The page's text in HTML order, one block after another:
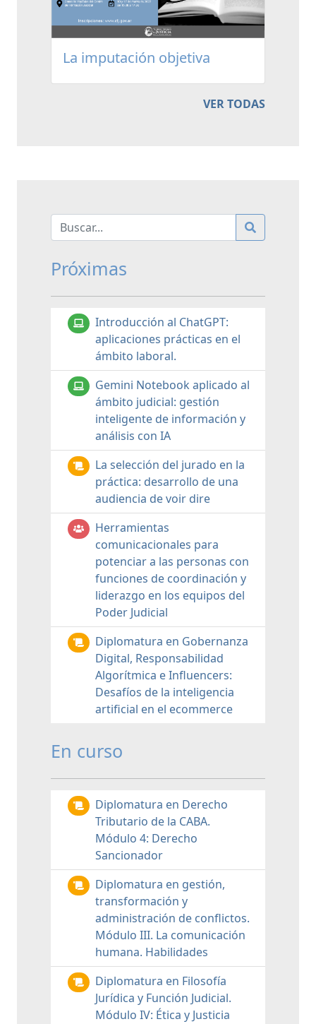
La imputación objetiva
VER TODAS
Próximas
Introducción al ChatGPT:
aplicaciones prácticas en el
ámbito laboral.
Gemini Notebook aplicado al
ámbito judicial: gestión
inteligente de información y
análisis con IA
La selección del jurado en la
práctica: desarrollo de una
audiencia de voir dire
Herramientas
comunicacionales para
potenciar a las personas con
funciones de coordinación y
liderazgo en los equipos del
Poder Judicial
Diplomatura en Gobernanza
Digital, Responsabilidad
Algorítmica e Influencers:
Desafíos de la inteligencia
artificial en el ecommerce
En curso
Diplomatura en Derecho
Tributario de la CABA.
Módulo 4: Derecho
Sancionador
Diplomatura en gestión,
transformación y
administración de conflictos.
Módulo III. La comunicación
humana. Habilidades
Diplomatura en Filosofía
Jurídica y Función Judicial.
Módulo IV: Ética y Justicia